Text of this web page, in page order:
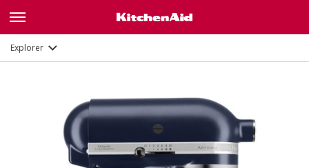
ExplorerDescription